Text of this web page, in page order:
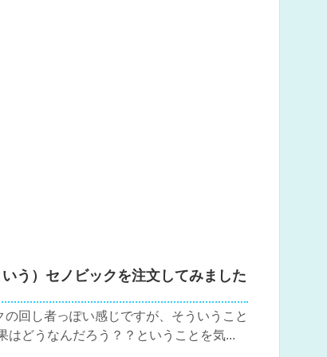
う）セノビックを注文してみました
回し者っぽい感じですが、そういうこと
どうなんだろう？？ということを気...